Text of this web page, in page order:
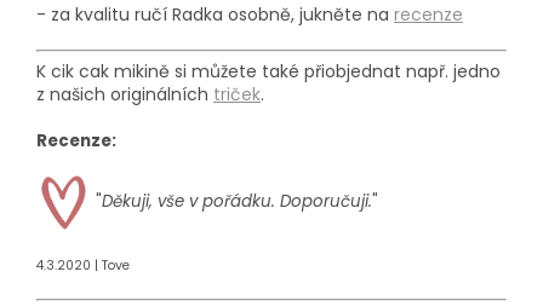
- za kvalitu ručí Radka osobně, jukněte na recenze
K cik cak mikině si můžete také přiobjednat např. jedno
z našich originálních triček.
Recenze:
"Děkuji, vše v pořádku. Doporučuji."
4.3.2020 | Tove